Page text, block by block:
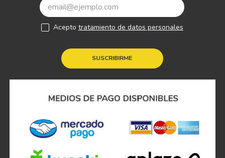
SUSCRIBIRME
Acepto tratamiento de datos personales